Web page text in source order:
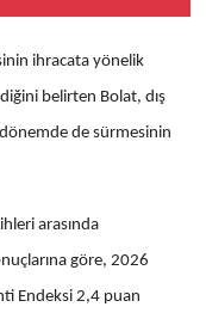
ihracata yönelik
belirten Bolat, dış
de sürmesinin
arasında
göre, 2026
Endeksi 2,4 puan